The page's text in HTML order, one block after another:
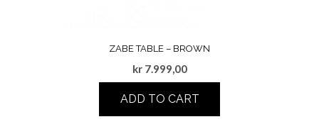
ZABE TABLE – BROWN
kr7.999,00
ADD TO CART